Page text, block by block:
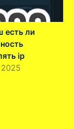
есть ли
ip